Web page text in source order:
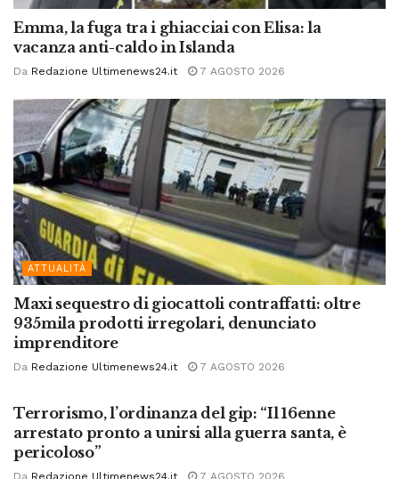
Emma, la fuga tra i ghiacciai con Elisa: la
vacanza anti-caldo in Islanda
Da Redazione Ultimenews24.it 7 AGOSTO 2026
ATTUALITÀ
Maxi sequestro di giocattoli contraffatti: oltre
935mila prodotti irregolari, denunciato
imprenditore
Da Redazione Ultimenews24.it 7 AGOSTO 2026
Terrorismo, l’ordinanza del gip: “Il 16enne
arrestato pronto a unirsi alla guerra santa, è
pericoloso”